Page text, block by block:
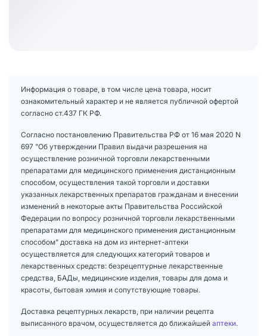
Информация о товаре, в том числе цена товара, носит
ознакомительный характер и не является публичной офертой
согласно ст.437 ГК РФ.
Согласно постановлению Правительства РФ от 16 мая 2020 N
697 "Об утверждении Правил выдачи разрешения на
осуществление розничной торговли лекарственными
препаратами для медицинского применения дистанционным
способом, осуществления такой торговли и доставки
указанных лекарственных препаратов гражданам и внесении
изменений в некоторые акты Правительства Российской
Федерации по вопросу розничной торговли лекарственными
препаратами для медицинского применения дистанционным
способом" доставка на дом из интернет-аптеки
осуществляется для следующих категорий товаров и
лекарственных средств: безрецептурные лекарственные
средства, БАДы, медицинские изделия, товары для дома и
красоты, бытовая химия и сопутствующие товары.
Доставка рецептурных лекарств, при наличии рецепта
выписанного врачом, осуществляется до ближайшей аптеки.